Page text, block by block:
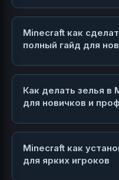
Minecraft как
полный гайд для
Как делать зелья в
для новичков и
Minecraft как
для ярких игроков